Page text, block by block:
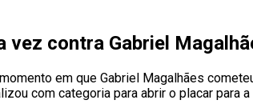
vez contra Gabriel
em que Gabriel Magalhães
com categoria para abrir o placar para a